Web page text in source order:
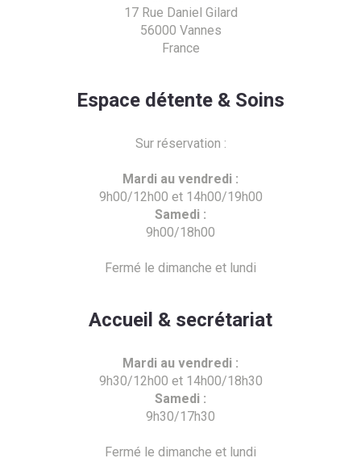
17 Rue Daniel Gilard
56000 Vannes
France
Espace détente & Soins
Sur réservation :
Mardi au vendredi :
9h00/12h00 et 14h00/19h00
Samedi :
9h00/18h00
Fermé le dimanche et lundi
Accueil & secrétariat
Mardi au vendredi :
9h30/12h00 et 14h00/18h30
Samedi :
9h30/17h30
Fermé le dimanche et lundi